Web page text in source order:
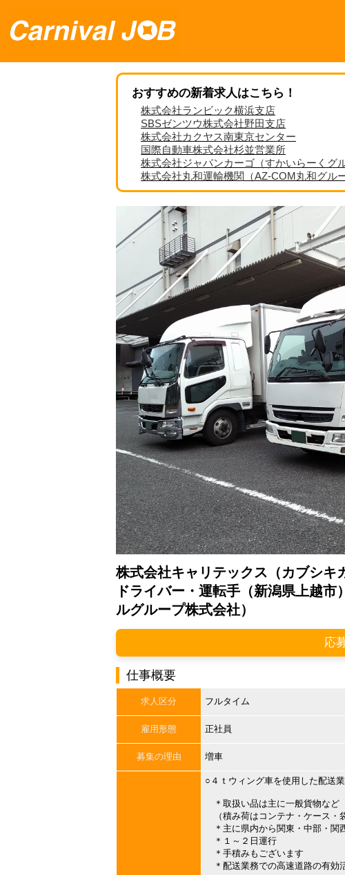
おすすめの新着求人はこちら！
株式会社ランビック横浜支店
SBSゼンツウ株式会社野田支店
株式会社カクヤス南東京センター
国際自動車株式会社杉並営業所
株式会社ジャパンカーゴ（すかいらーくグ
株式会社丸和運輸機関（AZ-COM丸和グル
株式会社キャリテックス（カブシキ
ドライバー・運転手（新潟県上越
ルグループ株式会社）
応
仕事概要
求人区分 フルタイム
雇用形態 正社員
募集の理由 増車
○４ｔウィング車を使用した配送
＊取扱い品は主に一般貨物など
（積み荷はコンテナ・ケース・
＊主に県内から関東・中部・関
＊１～２日運行
＊手積みもございます
＊配送業務での高速道路の有効